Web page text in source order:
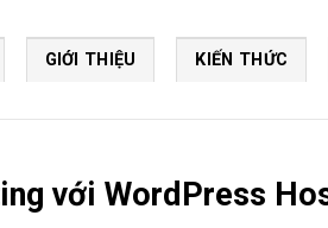
GIỚI THIỆU KIẾN THỨC
với WordPress